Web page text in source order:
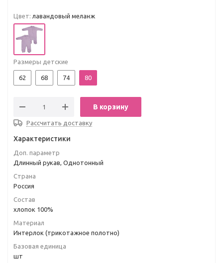
Цвет: лавандовый меланж
Размеры детские
62 68 74 80
В корзину
Рассчитать доставку
Характеристики
Доп. параметр
Длинный рукав, Однотонный
Страна
Россия
Состав
хлопок 100%
Материал
Интерлок (трикотажное полотно)
Базовая единица
шт